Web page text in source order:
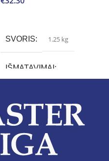
SVORIS 1.25 kg
IŠMATAVIMAI